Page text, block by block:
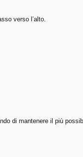
verso l’alto.
di mantenere il più